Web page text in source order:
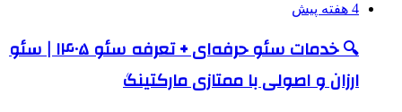
4 هفته پیش
🔍 خدمات سئو حرفه‌ای + تعرفه سئو ۱۴۰۵ | سئو
ارزان و اصولی با ممتازی مارکتینگ